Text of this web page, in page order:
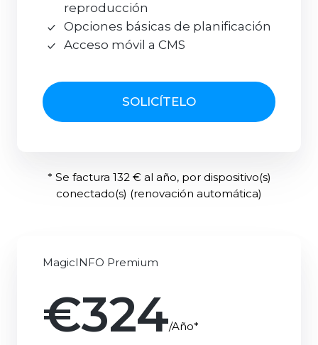
reproducción
Opciones básicas de planificación
Acceso móvil a CMS
SOLICÍTELO
* Se factura 132 € al año, por dispositivo(s)
conectado(s) (renovación automática)
MagicINFO Premium
€324/Año*